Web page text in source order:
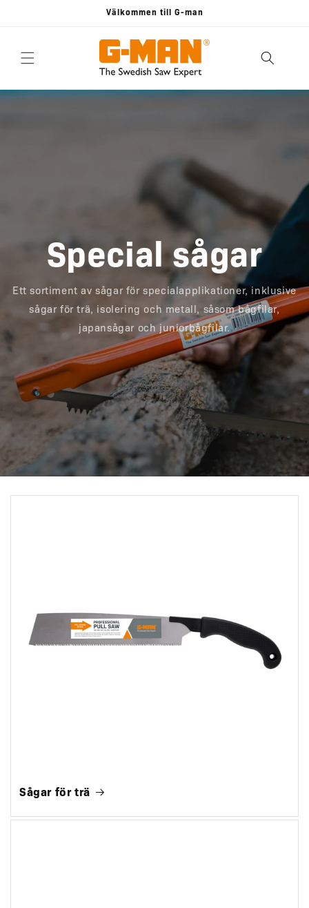
Välkommen till G-man
Special sågar
Ett sortiment av sågar för specialapplikationer, inklusive
sågar för trä, isolering och metall, såsom bågfilar,
japansågar och juniorbågfilar.
Sågar för trä